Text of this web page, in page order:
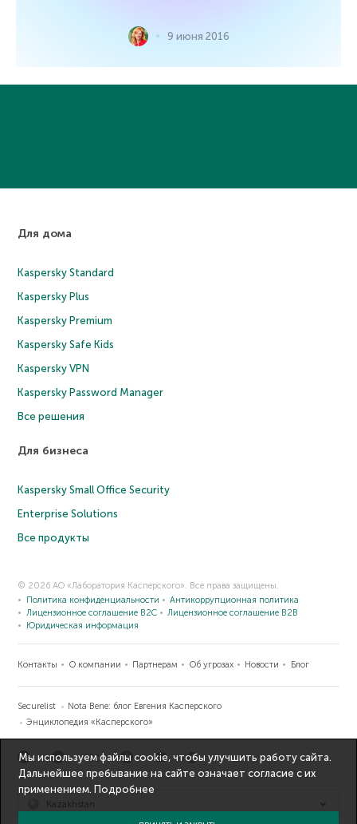
9 июня 2016
Для дома
Kaspersky Standard
Kaspersky Plus
Kaspersky Premium
Kaspersky Safe Kids
Kaspersky VPN
Kaspersky Password Manager
Все решения
Для бизнеса
Kaspersky Small Office Security
Enterprise Solutions
Все продукты
© 2026 АО «Лаборатория Касперского». Все права защищены.
Политика конфиденциальности
Антикоррупционная политика
Лицензионное соглашение B2C
Лицензионное соглашение B2B
Юридическая информация
Контакты О компании Партнерам Об угрозах Новости Блог
Securelist
Nota Bene: блог Евгения Касперского
Энциклопедия «Касперского»
Kazakhstan
Мы используем файлы cookie, чтобы улучшить работу сайта.
Дальнейшее пребывание на сайте означает согласие с их
применением. Подробнее